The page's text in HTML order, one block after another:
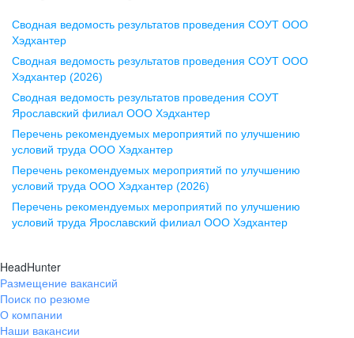
Воронеж
ул. Комиссаржевской, д. 10,
офис 1212
+7 473 280-05-05
pr@vrn.hh.ru
ул. Спартаковская, д. 2А, этаж 3,
помещение 15
+7 843 212-12-50
Екатеринбург
ул. Боевых Дружин, стр. 20,
Сводная ведомость результатов проведения СОУТ ООО
Хэдхантер
Сводная ведомость результатов проведения СОУТ ООО
Хэдхантер (2026)
Сводная ведомость результатов проведения СОУТ
Ярославский филиал ООО Хэдхантер
Перечень рекомендуемых мероприятий по улучшению
условий труда ООО Хэдхантер
Перечень рекомендуемых мероприятий по улучшению
условий труда ООО Хэдхантер (2026)
Перечень рекомендуемых мероприятий по улучшению
условий труда Ярославский филиал ООО Хэдхантер
HeadHunter
Размещение вакансий
Поиск по резюме
О компании
Наши вакансии